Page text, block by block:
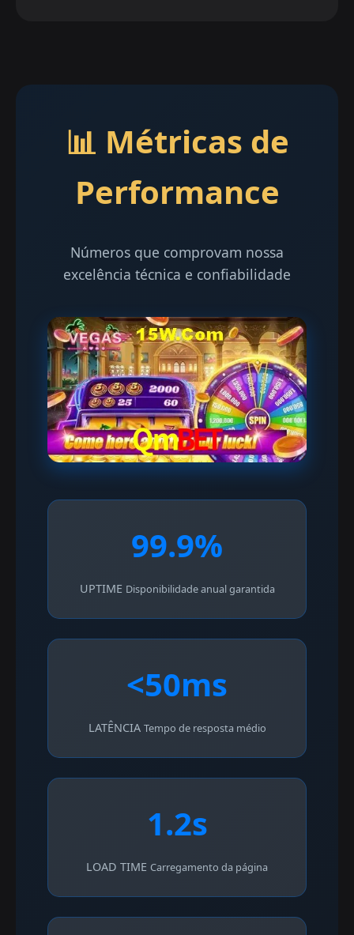
📊 Métricas de
Performance
Números que comprovam nossa
excelência técnica e confiabilidade
99.9%
UPTIME Disponibilidade anual garantida
<50ms
LATÊNCIA Tempo de resposta médio
1.2s
LOAD TIME Carregamento da página